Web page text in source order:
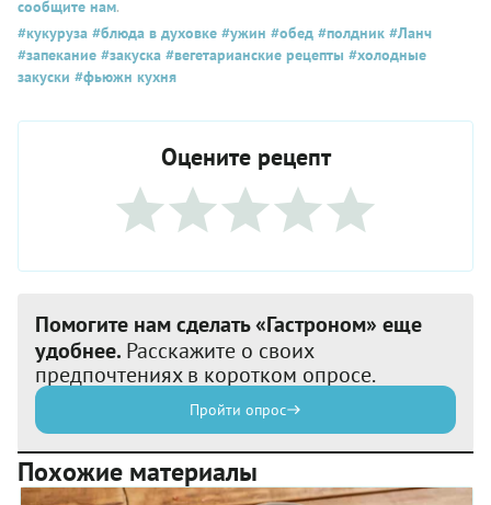
сообщите нам.
#кукуруза #блюда в духовке #ужин #обед #полдник #Ланч
#запекание #закуска #вегетарианские рецепты #холодные
закуски #фьюжн кухня
Оцените рецепт
Помогите нам сделать «Гастроном» еще
удобнее. Расскажите о своих
предпочтениях в коротком опросе.
Пройти опрос
Похожие материалы